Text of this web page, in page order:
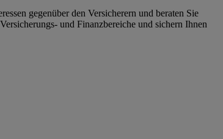
gegenüber den Versicherern und beraten Sie
und Finanzbereiche und sichern Ihnen